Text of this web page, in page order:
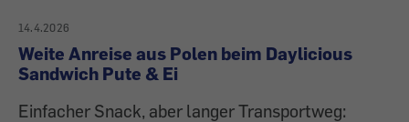
14.4.2026
Weite Anreise aus Polen beim Daylicious
Sandwich Pute & Ei
Einfacher Snack, aber langer Transportweg: